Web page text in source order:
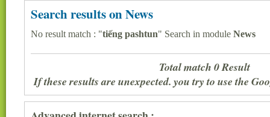
Search results on News
No result match : "tiếng pashtun" Search in module News
Total match 0 Result
If these results are unexpected. you try to use the